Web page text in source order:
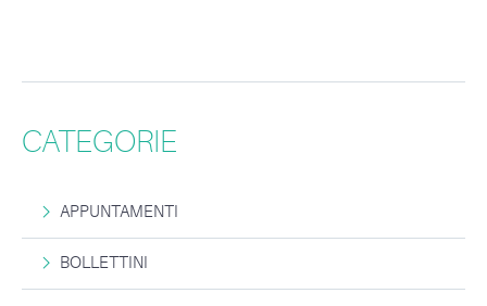
CATEGORIE
APPUNTAMENTI
BOLLETTINI